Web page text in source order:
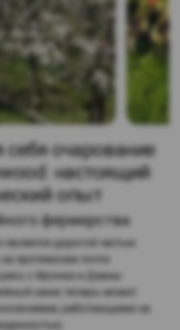
себя очарование
настоящий
опыт
фермерства
дорогой частью
протяжении почти
с Фрэнка и Дианы
оазис теперь может
работающими на